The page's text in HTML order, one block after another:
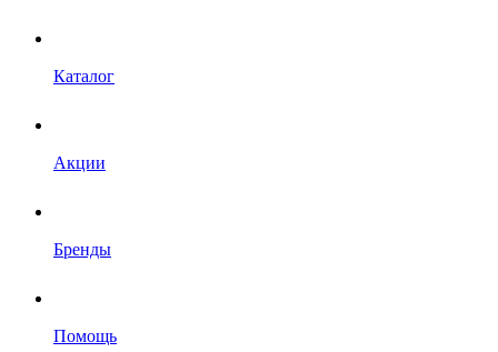
Каталог
Акции
Бренды
Помощь